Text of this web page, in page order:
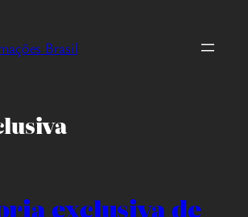
Brasil
exclusiva de